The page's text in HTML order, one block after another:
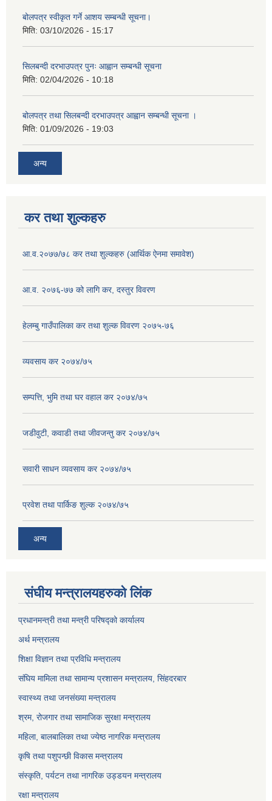
बोलपत्र स्वीकृत गर्ने आशय सम्बन्धी सूचना।
मिति: 03/10/2026 - 15:17
सिलबन्दी दरभाउपत्र पुनः आह्वान सम्बन्धी सूचना
मिति: 02/04/2026 - 10:18
बोलपत्र तथा सिलबन्दी दरभाउपत्र आह्वान सम्बन्धी सूचना ।
मिति: 01/09/2026 - 19:03
अन्य
कर तथा शुल्कहरु
आ.व.२०७७/७८ कर तथा शुल्कहरु (आर्थिक ऐनमा समावेश)
आ.व. २०७६-७७ को लागि कर, दस्तुर विवरण
हेलम्बु गाउँपालिका कर तथा शुल्क विवरण २०७५-७६
व्यवसाय कर २०७४/७५
सम्पत्ति, भुमि तथा घर वहाल कर २०७४/७५
जडीवुटी, कवाडी तथा जीवजन्तु कर २०७४/७५
सवारी साधन व्यवसाय कर २०७४/७५
प्रवेश तथा पार्किङ शुल्क २०७४/७५
अन्य
संघीय मन्त्रालयहरुको लिंक
प्रधानमन्त्री तथा मन्त्री परिषद्को कार्यालय
अर्थ मन्त्रालय
शिक्षा विज्ञान तथा प्रविधि मन्त्रालय
संघिय मामिला तथा सामान्य प्रशासन मन्त्रालय, सिंहदरबार
स्वास्थ्य तथा जनसंख्या मन्त्रालय
श्रम, रोजगार तथा सामाजिक सुरक्षा मन्त्रालय
महिला, बालबालिका तथा ज्येष्ठ नागरिक मन्त्रालय
कृषि तथा पशुपन्छी विकास मन्त्रालय
संस्कृति, पर्यटन तथा नागरिक उड्डयन मन्त्रालय
रक्षा मन्त्रालय